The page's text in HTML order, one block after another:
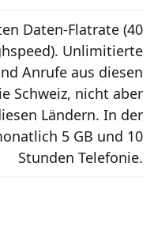
Daten-Flatrate (40
Unlimitierte
Anrufe aus diesen
Schweiz, nicht aber
Ländern. In der
5 GB und 10
Stunden Telefonie.